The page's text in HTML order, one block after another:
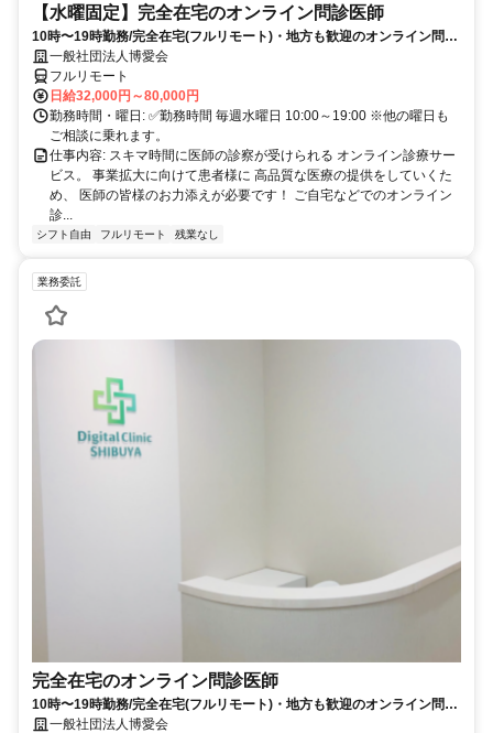
【水曜固定】完全在宅のオンライン問診医師
10時〜19時勤務/完全在宅(フルリモート)・地方も歓迎のオンライン問診
業務一般社団法人博愛会
フルリモート
日給32,000円～80,000円
勤務時間・曜日: ✅勤務時間 毎週水曜日 10:00～19:00 ※他の曜日も
ご相談に乗れます。
仕事内容: スキマ時間に医師の診察が受けられる オンライン診療サー
ビス。 事業拡大に向けて患者様に 高品質な医療の提供をしていくた
め、 医師の皆様のお力添えが必要です！ ご自宅などでのオンライン
診...
シフト自由 フルリモート 残業なし
業務委託
完全在宅のオンライン問診医師
10時〜19時勤務/完全在宅(フルリモート)・地方も歓迎のオンライン問診
業務一般社団法人博愛会